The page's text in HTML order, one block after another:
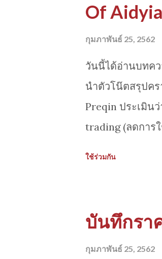
Of Aidyia
กุมภาพันธ์ 25, 2562
วันนี้ได้อ่านบทคว
นำตัวโน๊ตสรุปคร
Preqin ประเมิน
trading (ลดการ
สภาวะตลาดแล
alternative
ใช้ร่วมกัน
บันทึกรา
กุมภาพันธ์ 25, 2562